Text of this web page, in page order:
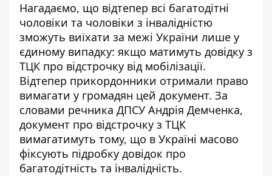
Нагадаємо, що відтепер всі багатодітні
чоловіки та чоловіки з інвалідністю
зможуть виїхати за межі України лише у
єдиному випадку: якщо матимуть довідку з
ТЦК про відстрочку від мобілізації.
Відтепер прикордонники отримали право
вимагати у громадян цей документ. За
словами речника ДПСУ Андрія Демченка,
документ про відстрочку з ТЦК
вимагатимуть тому, що в Україні масово
фіксують підробку довідок про
багатодітність та інвалідність.